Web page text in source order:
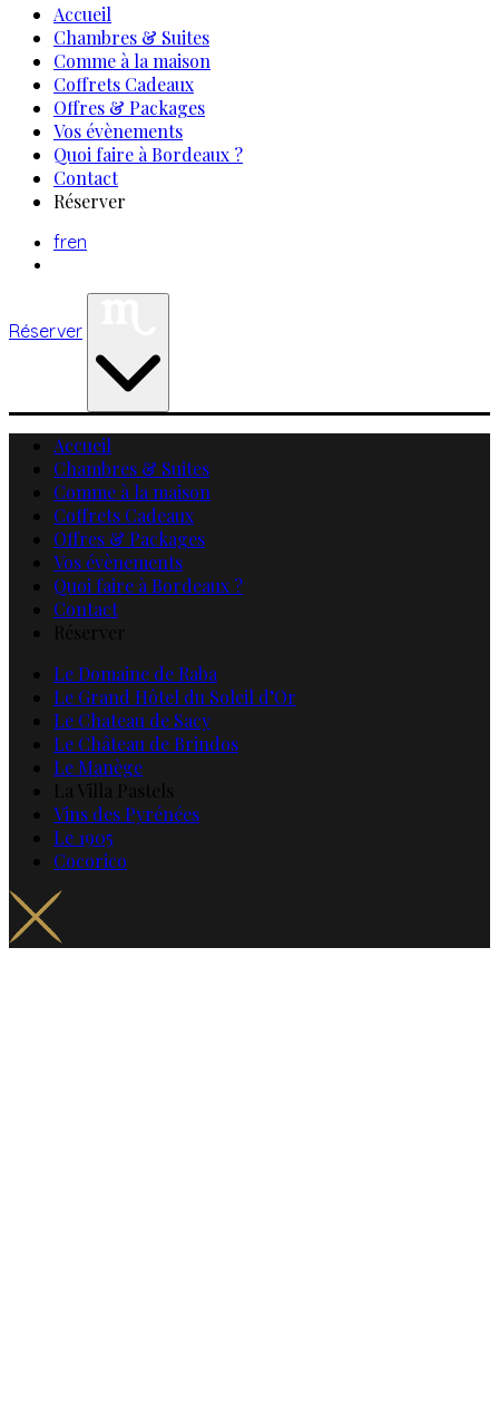
Accueil
Chambres & Suites
Comme à la maison
Coffrets Cadeaux
Offres & Packages
Vos évènements
Quoi faire à Bordeaux ?
Contact
Réserver
fren
Réserver
Accueil
Chambres & Suites
Comme à la maison
Coffrets Cadeaux
Offres & Packages
Vos évènements
Quoi faire à Bordeaux ?
Contact
Réserver
Le Domaine de Raba
Le Grand Hôtel du Soleil d’Or
Le Chateau de Sacy
Le Château de Brindos
Le Manège
La Villa Pastels
Vins des Pyrénées
Le 1905
Cocorico